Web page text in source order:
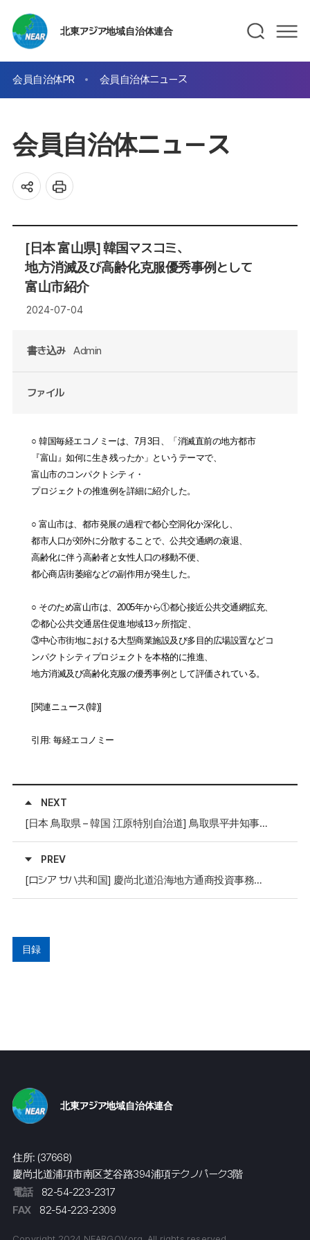
北東アジア地域自治体連合
会員自治体PR 会員自治体ニュース
会員自治体ニュース
[日本 富山県] 韓国マスコミ、
地方消滅及び高齢化克服優秀事例として
富山市紹介
2024-07-04
書き込み Admin
ファイル
○ 韓国毎経エコノミーは、 7月3日、「消滅直前の地方都市
『富山』如何に生き残ったか」というテーマで、
富山市のコンパクトシティ ・
プロジェクトの推進例を詳細に紹介した。
○ 富山市は、都市発展の過程で都心空洞化か深化し、
都市人口が郊外に分散することで、公共交通網の衰退、
高齢化に伴う高齢者と女性人口の移動不便、
都心商店街萎縮などの副作用が発生した。
○ そのため富山市は、 2005年から①都心接近公共交通網拡充、
②都心公共交通居住促進地域13ヶ所指定、
③中心市街地における大型商業施設及び多目的広場設置などコ
ンパクトシティプロジェクトを本格的に推進、
地方消滅及び高齢化克服の優秀事例として評価されている。
[関連ニュース(韓)]
引用: 毎経エコノミー
NEXT
[日本 鳥取県 – 韓国 江原特別自治道] 鳥取県平井知事、江原特別自治道訪問
PREV
[ロシア サハ共和国] 慶尚北道沿海地方通商投資事務所所長、サハ共和国訪問
目録
北東アジア地域自治体連合
住所: (37668)
慶尚北道浦項市南区芝谷路394浦項テクノパーク3階
電話
82-54-223-2317
FAX
82-54-223-2309